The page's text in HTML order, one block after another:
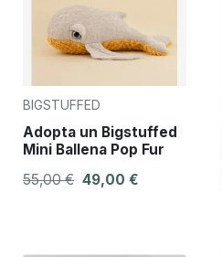
BIGSTUFFED
Adopta un Bigstuffed
Mini Ballena Pop Fur
55,00 € 49,00 €